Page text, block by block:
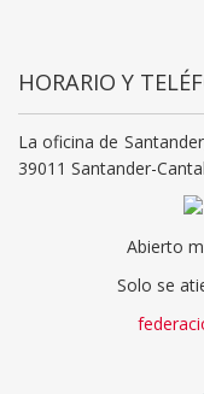
HORARIO Y
La oficina de
39011 Santander-
Abierto
Solo se